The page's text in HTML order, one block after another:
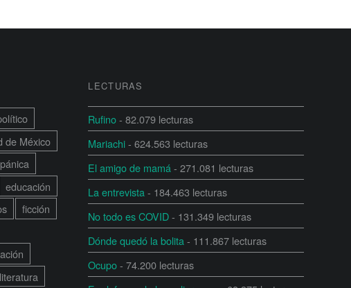
de México
educación
ficción
literatura
LECTURAS
Rufino- 82.079 lecturas
Mariachi- 624.563 lecturas
El amigo de mamá - 271.081 lecturas
La entrevista - 184.463 lecturas
No todo es COVID- 131.349 lecturas
Dónde quedó la bolita - 111.867 lecturas
Ocupo- 74.200 lecturas